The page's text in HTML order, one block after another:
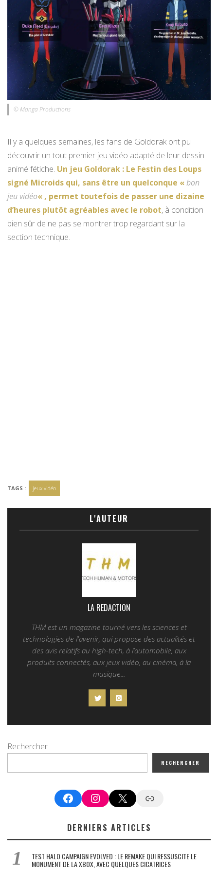
© Manga Productions
Il y a quelques semaines, les fans de Goldorak ont pu
découvrir un tout premier jeu vidéo adapté de leur dessin
animé fétiche. Un jeu Goldorak : Le Festin des Loups
signé Microids qui, sans être un quelconque «bon
jeu vidéo« , permet toutefois de passer une dizaine
d’heures plutôt agréables avec le robot, à condition
bien sûr de ne pas se montrer trop regardant sur la
section technique.
TAGS : jeux vidéo
L'AUTEUR
LA REDACTION
THM est un magazine tourné vers les sciences et
technologies de l'avenir, qui propose des actualités et
des avis relatifs au high-tech, à l’automobile, aux
produits connectés, aux jeux vidéo, au cinéma, à la
musique...
Rechercher
RECHERCHER
FacebookInstagram
X Google News
DERNIERS ARTICLES
TEST HALO CAMPAIGN EVOLVED : LE REMAKE QUI RESSUSCITE LE
MONUMENT DE LA XBOX, AVEC QUELQUES CICATRICES